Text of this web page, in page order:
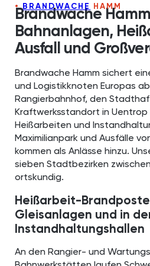
BRANDWACHE HAMM
Brandwache
Bahnanlagen,
Ausfall und
Brandwache Hamm sichert
und Logistikknoten Europas
Rangierbahnhof, den
Kraftwerksstandort in
Heißarbeiten und
Maximilianpark und Ausfälle
kommen als Anlässe hinzu.
sieben Stadtbezirken
ortskundig.
Heißarbeit-
Gleisanlagen und in
Instandhaltungshallen
An den Rangier- und